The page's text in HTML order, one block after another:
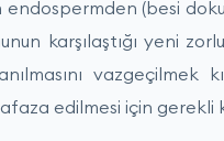
(besi
karşılaştığı yeni
edilmesi için gerekli